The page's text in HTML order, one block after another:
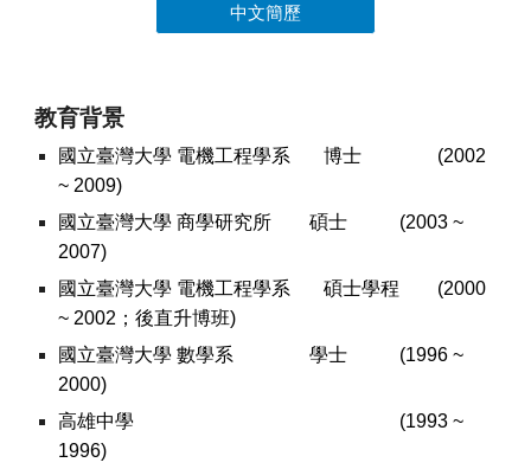
中文簡歷
教育背景
國立臺灣大學 電機工程學系 博士
(2002
~ 2009)
國立臺灣大學 商學研究所 碩士
(2003 ~
2007)
國立臺灣大學 電機工程學系 碩士學程
(2000
~ 2002；後直升博班)
國立臺灣大學 數學系 學士
(1996 ~
2000)
高雄中學
(1993 ~
1996)